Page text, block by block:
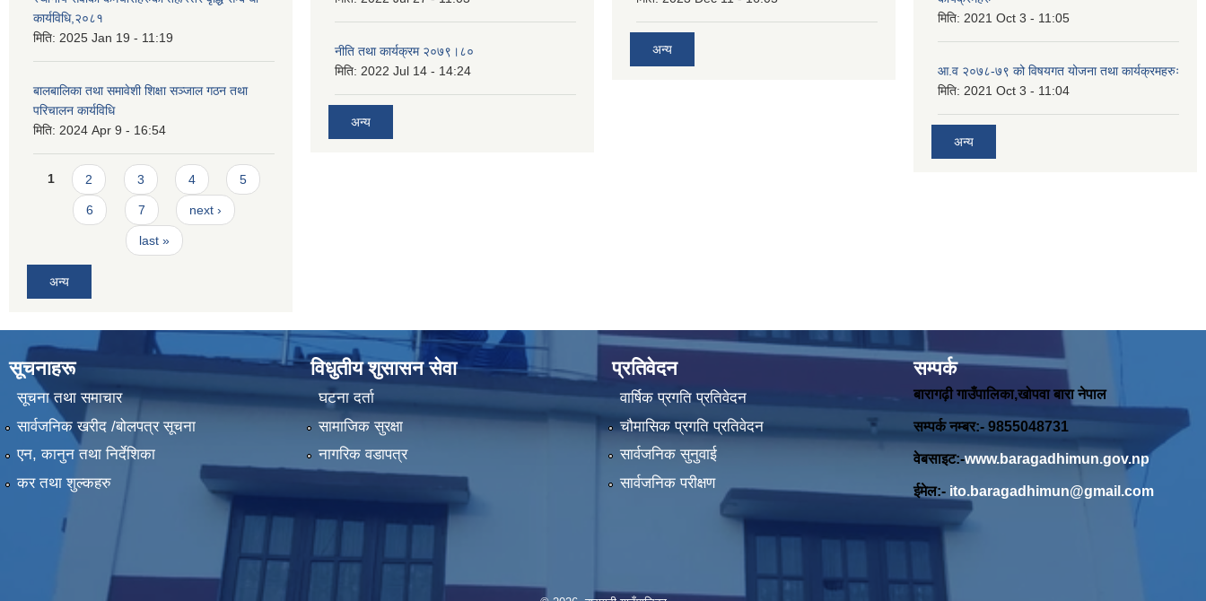
कार्यविधि,२०८१
मिति: 2025 Jan 19 - 11:19
बालबालिका तथा समावेशी शिक्षा सञ्जाल गठन तथा
परिचालन कार्यविधि
मिति: 2024 Apr 9 - 16:54
Pages
1 2 3 4 5
6 7 next ›
last »
अन्य
नीति तथा कार्यक्रम २०७९।८०
मिति: 2022 Jul 14 - 14:24
अन्य
अन्य
मिति: 2021 Oct 3 - 11:05
आ.व २०७८-७९ को विषयगत योजना तथा कार्यक्रमहरुः
मिति: 2021 Oct 3 - 11:04
अन्य
सूचनाहरू
सूचना तथा समाचार
सार्वजनिक खरीद /बोलपत्र सूचना
एन, कानुन तथा निर्देशिका
कर तथा शुल्कहरु
विधुतीय शुसासन सेवा
घटना दर्ता
सामाजिक सुरक्षा
नागरिक वडापत्र
प्रतिवेदन
वार्षिक प्रगति प्रतिवेदन
चौमासिक प्रगति प्रतिवेदन
सार्वजनिक सुनुवाई
सार्वजनिक परीक्षण
सम्पर्क
बारागढ़ी गाउँपालिका,खोपवा बारा नेपाल
सम्पर्क नम्बर:- 9855048731
वेबसाइट:-www.baragadhimun.gov.np
ईमेल:- ito.baragadhimun@gmail.com